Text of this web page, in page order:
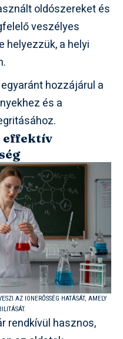
oldószereket és
veszélyes
helyezzük, a helyi
hozzájárul a
és a
effektív
AZ IONERŐSSÉG HATÁSÁT, AMELY
rendkívül hasznos,